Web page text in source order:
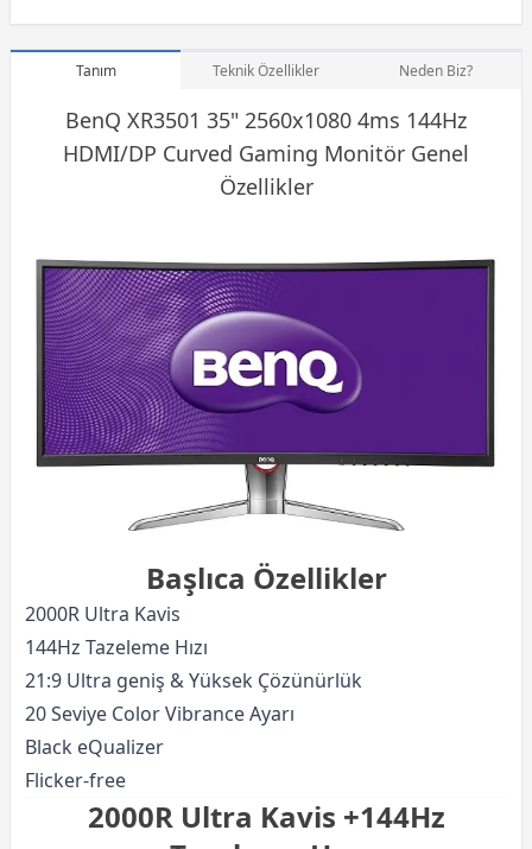
Tanım Teknik Özellikler Neden Biz?
BenQ XR3501 35" 2560x1080‎ 4ms 144Hz‎
HDMI/DP Curved Gaming Monitör Genel
Özellikler
Başlıca Özellikler
2000R Ultra Kavis
144Hz Tazeleme Hızı
21:9 Ultra geniş & Yüksek Çözünürlük
20 Seviye Color Vibrance Ayarı
Black eQualizer
Flicker-free
2000R Ultra Kavis +144Hz